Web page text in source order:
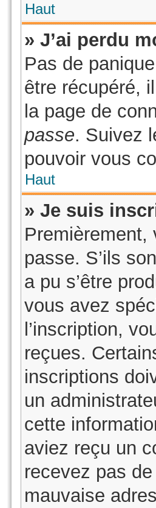
Haut
» J’ai perdu
Pas de
être récupéré,
la page de
passe. Suivez
pouvoir vous
Haut
» Je suis
Premièrement,
passe. S’ils
a pu s’être
vous avez
l’inscription,
reçues.
inscriptions
un
cette
aviez reçu un
recevez pas
mauvaise